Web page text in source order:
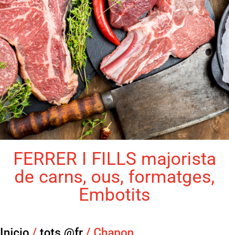
FERRER I FILLS majorista
de carns, ous, formatges,
Embotits